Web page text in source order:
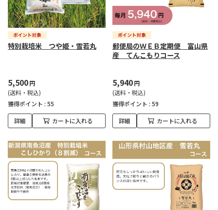
特別栽培米 つや姫・雪若丸
5,500円
(送料・税込)
獲得ポイント : 55
詳細 カートに入れる
郵便局のＷＥＢ定期便 富山県
産 てんこもりコース
5,940円
(送料・税込)
獲得ポイント : 59
詳細 カートに入れる